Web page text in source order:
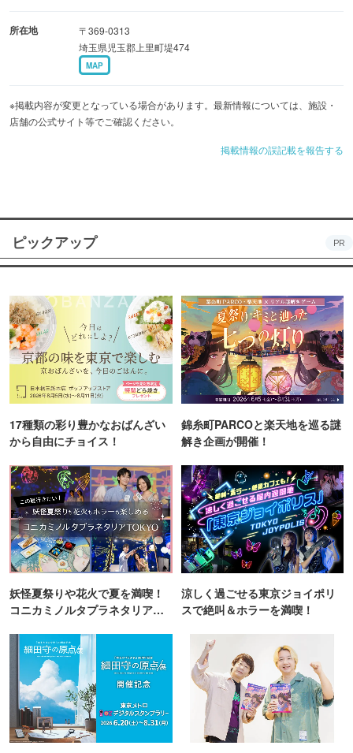
所在地
〒369-0313
埼玉県児玉郡上里町堤474
MAP
※掲載内容が変更となっている場合があります。最新情報については、施設・
店舗の公式サイト等でご確認ください。
掲載情報の誤記載を報告する
ピックアップ PR
17種類の彩り豊かなおばんざい
から自由にチョイス！
錦糸町PARCOと楽天地を巡る謎
解き企画が開催！
妖怪夏祭りや花火で夏を満喫！
コニカミノルタプラネタリア
涼しく過ごせる東京ジョイポリ
スで絶叫＆ホラーを満喫！